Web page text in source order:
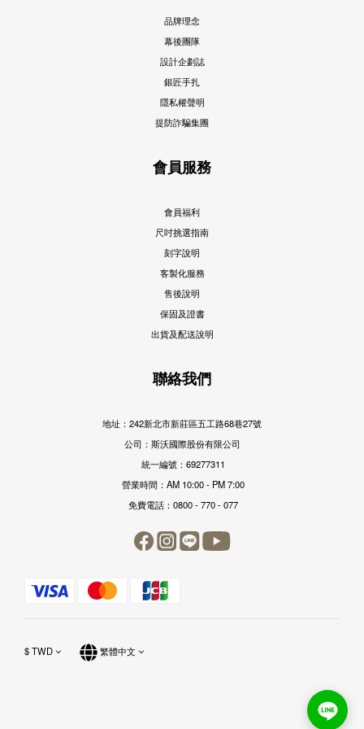
品牌理念
幕後團隊
設計企劃誌
銀匠手扎
隱私權聲明
提防詐騙集團
會員服務
會員福利
尺吋挑選指南
刻字說明
客製化服務
售後說明
保固及證書
出貨及配送說明
聯絡我們
地址：242新北市新莊區五工路68巷27號
公司：斯沃國際股份有限公司
統一編號：69277311
營業時間：AM 10:00 - PM 7:00
免費電話：0800 - 770 - 077
$TWD 繁體中文